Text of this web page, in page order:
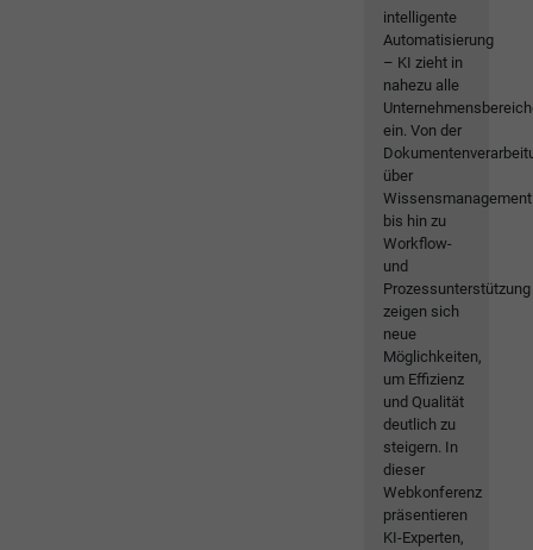
intelligente
Automatisierung
– KI zieht in
nahezu alle
ein. Von der
über
Wissensmanagement
bis hin zu
Workflow-
und
Prozessunterstützung
zeigen sich
neue
Möglichkeiten,
um Effizienz
und Qualität
deutlich zu
steigern. In
dieser
Webkonferenz
präsentieren
KI-Experten,